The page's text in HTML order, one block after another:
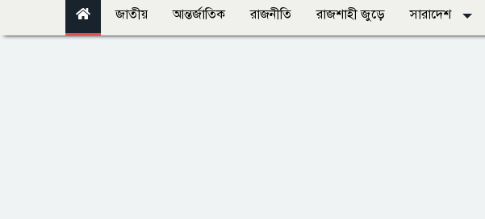
জাতীয় আন্তর্জাতিক রাজনীতি রাজশাহী জুড়ে সারাদেশ